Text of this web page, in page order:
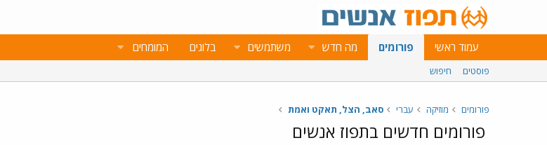
עמוד ראשי פורומים מה חדש משתמשים בלוגים המומחים
פוסטים חיפוש
פורומים מוזיקה עברי סאב, הצל, תאקט ואמת
פורומים חדשים בתפוז אנשים